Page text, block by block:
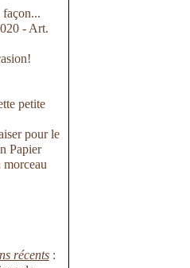
façon...
- Art.
petite
pour le
Papier
récents: